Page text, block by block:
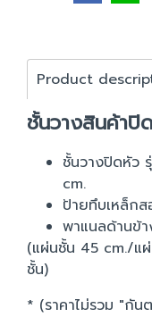
Product
ชั้นวางสินค้า
ชั้นวางปิดหัว
cm.
ป้ายทึบเหล็ก
พาแนลด้านข้
(แผ่นชั้น 45 cm./แ
ชั้น)
* (ราคาไม่รวม "กัน